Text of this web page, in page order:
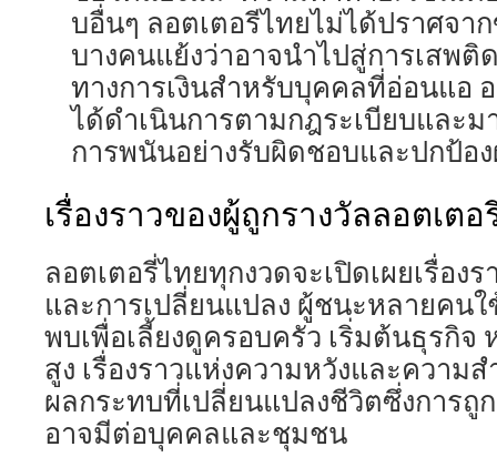
บอื่นๆ ลอตเตอรีไทยไม่ได้ปราศจา
บางคนแย้งว่าอาจนำไปสู่การเสพ
ทางการเงินสำหรับบุคคลที่อ่อนแอ
ได้ดำเนินการตามกฎระเบียบและม
การพนันอย่างรับผิดชอบและปกป้อง
เรื่องราวของผู้ถูกรางวัลลอตเตอ
ลอตเตอรี่ไทยทุกงวดจะเปิดเผยเรื่อง
และการเปลี่ยนแปลง ผู้ชนะหลายคน
พบเพื่อเลี้ยงดูครอบครัว เริ่มต้นธุรกิจ
สูง เรื่องราวแห่งความหวังและความส
ผลกระทบที่เปลี่ยนแปลงชีวิตซึ่งการถู
อาจมีต่อบุคคลและชุมชน